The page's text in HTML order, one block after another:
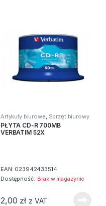
Artykuły biurowe Sprzęt biurowy
PŁYTA CD-R 700MB
VERBATIM 52X
EAN: 023942433514
Dostępność: Brak w magazynie
2,00 zł z VAT